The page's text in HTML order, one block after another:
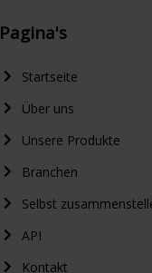
Pagina's
Startseite
Über uns
Unsere Produkte
Branchen
Selbst
API
Kontakt